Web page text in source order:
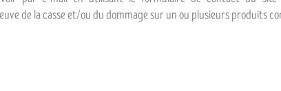
de la casse et/ou du dommage sur un ou plusieurs produits